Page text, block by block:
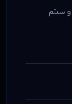
و سيتم